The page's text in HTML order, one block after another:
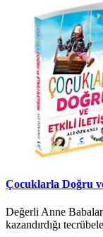
Çocuklarla Doğru
Değerli Anne
kazandırdığı